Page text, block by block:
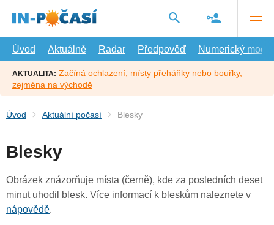
hlavní
Úvod
Aktuálně Radar Předpověď Numerický model
AKTUALITA: Začíná ochlazení, místy přeháňky nebo bouřky,
zejména na východě
Úvod Aktuální počasí Blesky
Blesky
Obrázek znázorňuje místa (černě), kde za posledních deset
minut uhodil blesk. Více informací k bleskům naleznete v
nápovědě.